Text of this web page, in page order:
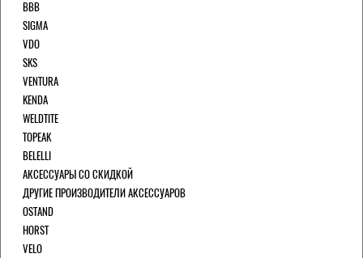
BBB
SIGMA
VDO
SKS
VENTURA
KENDA
WELDTITE
TOPEAK
BELELLI
АКСЕССУАРЫ СО СКИДКОЙ
ДРУГИЕ ПРОИЗВОДИТЕЛИ АКСЕССУАРОВ
OSTAND
HORST
VELO